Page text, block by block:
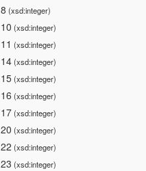
8 (xsd:integer)
10 (xsd:integer)
11 (xsd:integer)
14(xsd:integer)
15(xsd:integer)
16 (xsd:integer)
17(xsd:integer)
20 (xsd:integer)
22 (xsd:integer)
23 (xsd:integer)